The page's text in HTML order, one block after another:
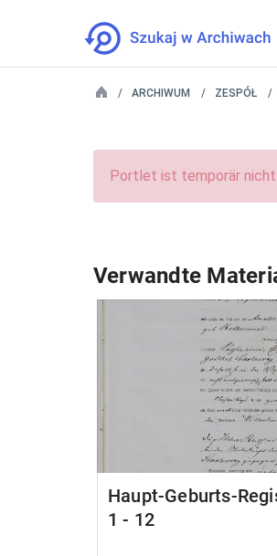
ARCHIWUM ZESPÓŁ
Portlet ist temporär nicht
Verwandte
Haupt-Geburts-
1 - 12